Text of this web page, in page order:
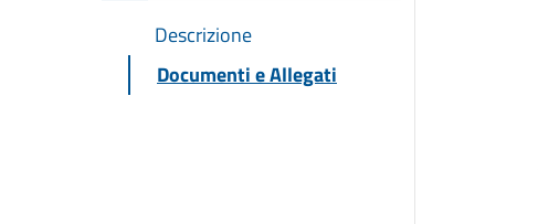
Descrizione
Documenti e Allegati